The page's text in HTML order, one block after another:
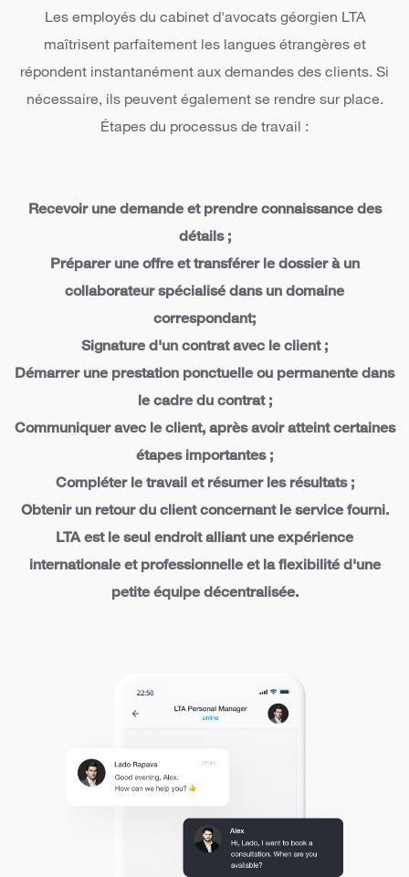
Les employés du cabinet d'avocats géorgien LTA
maîtrisent parfaitement les langues étrangères et
répondent instantanément aux demandes des clients. Si
nécessaire, ils peuvent également se rendre sur place.
Étapes du processus de travail :
Recevoir une demande et prendre connaissance des
détails ;
Préparer une offre et transférer le dossier à un
collaborateur spécialisé dans un domaine
correspondant;
Signature d'un contrat avec le client ;
Démarrer une prestation ponctuelle ou permanente dans
le cadre du contrat ;
Communiquer avec le client, après avoir atteint certaines
étapes importantes ;
Compléter le travail et résumer les résultats ;
Obtenir un retour du client concernant le service fourni.
LTA est le seul endroit alliant une expérience
internationale et professionnelle et la flexibilité d'une
petite équipe décentralisée.